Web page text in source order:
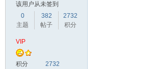
该用户从未签到
0
主题
382
帖子
2732
积分
VIP
积分 2732